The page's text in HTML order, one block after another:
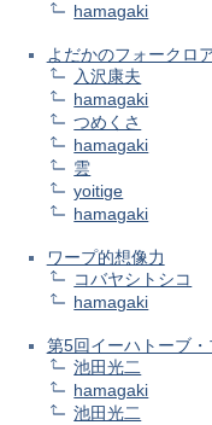
hamagaki
よだかのフォークロ
入沢康夫
hamagaki
つめくさ
hamagaki
雲
yoitige
hamagaki
ワープ的想像力
コバヤシトシコ
hamagaki
第5回イーハトーブ
池田光二
hamagaki
池田光二